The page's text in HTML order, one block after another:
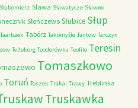
Słabomierz Sława Sławatycze Sławno
Słończewo Słubice Słup
Taarbaek Tabórz Takomyśle Tantow Tarczyn
Telleborg Teodorówka Teofile Teresin
Tomaszkowo
Toruń Toszek Trakai Trawy Treblinka
Truskawka